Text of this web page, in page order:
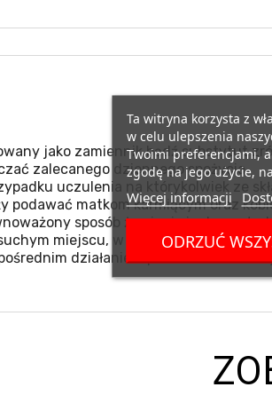
jako zamiennik bądź substytut
zalecanego dziennego spożycia.
uczulenia na którykolwiek ze
podawać matkom karmiącym oraz
sposób żywienia i zdrowy
miejscu, w temperaturze
działaniem promieni
Ta witryna korzysta z
w celu ulepszenia
Twoimi preferencjami,
zgodę na jego użycie,
Więcej informacji
ODRZUĆ